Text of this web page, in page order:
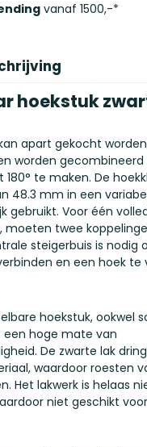
vanaf 1500,-*
hoekstuk
apart gekocht
worden
180° te maken. De
48.3 mm in een
gebruikt. Voor één
moeten twee
steigerbuis is nodig
en een hoek te
hoekstuk, ookwel
hoge mate van
De zwarte lak
waardoor roesten
Het lakwerk is helaas
niet geschikt